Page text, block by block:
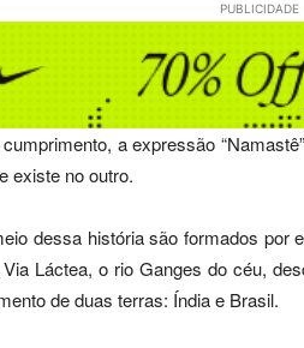
PUBLICIDADE
a expressão
existe no outro.
dessa história são formados por
Láctea, o rio Ganges do céu,
de duas terras: Índia e Brasil.